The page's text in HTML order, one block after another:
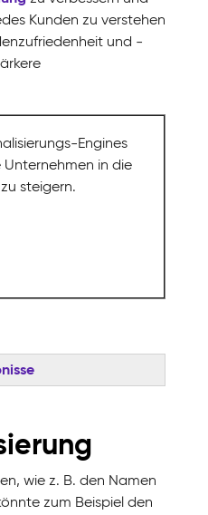
Kunden zu verstehen
und -
Engines
in die
steigern.
wie z. B. den Namen
zum Beispiel den